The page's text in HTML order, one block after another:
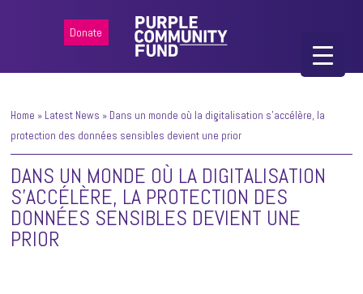
Donate
Home » Latest News » Dans un monde où la digitalisation s’accélère, la
protection des données sensibles devient une prior
DANS UN MONDE OÙ LA DIGITALISATION
S’ACCÉLÈRE, LA PROTECTION DES
DONNÉES SENSIBLES DEVIENT UNE
PRIOR